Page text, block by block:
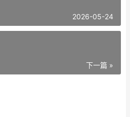
2026-05-24
下一篇 »